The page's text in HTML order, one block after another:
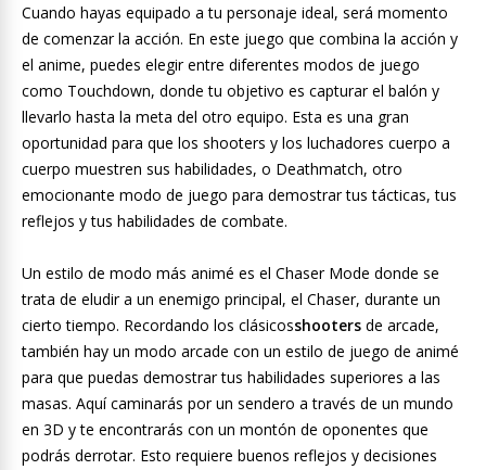
Cuando hayas equipado a tu personaje ideal, será momento
de comenzar la acción. En este juego que combina la acción y
el anime, puedes elegir entre diferentes modos de juego
como Touchdown, donde tu objetivo es capturar el balón y
llevarlo hasta la meta del otro equipo. Esta es una gran
oportunidad para que los shooters y los luchadores cuerpo a
cuerpo muestren sus habilidades, o Deathmatch, otro
emocionante modo de juego para demostrar tus tácticas, tus
reflejos y tus habilidades de combate.
Un estilo de modo más animé es el Chaser Mode donde se
trata de eludir a un enemigo principal, el Chaser, durante un
cierto tiempo. Recordando los clásicosshooters de arcade,
también hay un modo arcade con un estilo de juego de animé
para que puedas demostrar tus habilidades superiores a las
masas. Aquí caminarás por un sendero a través de un mundo
en 3D y te encontrarás con un montón de oponentes que
podrás derrotar. Esto requiere buenos reflejos y decisiones